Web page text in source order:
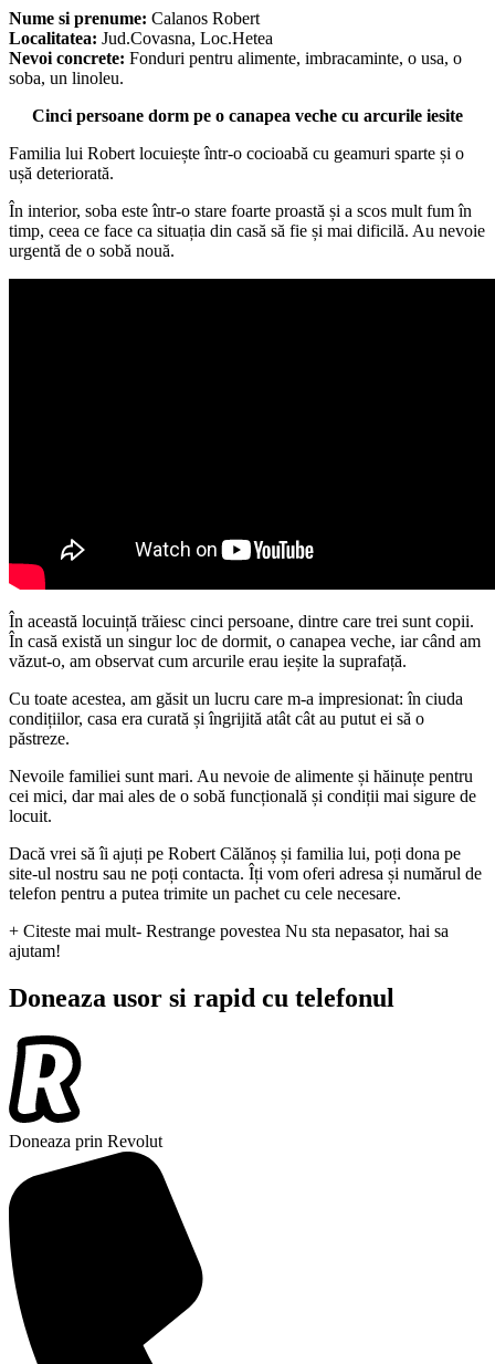
Nume si prenume: Calanos Robert
Localitatea: Jud.Covasna, Loc.Hetea
Nevoi concrete: Fonduri pentru alimente, imbracaminte, o usa, o
soba, un linoleu.
Cinci persoane dorm pe o canapea veche cu arcurile iesite
Familia lui Robert locuiește într-o cocioabă cu geamuri sparte și o
ușă deteriorată.
În interior, soba este într-o stare foarte proastă și a scos mult fum în
timp, ceea ce face ca situația din casă să fie și mai dificilă. Au nevoie
urgentă de o sobă nouă.
În această locuință trăiesc cinci persoane, dintre care trei sunt copii.
În casă există un singur loc de dormit, o canapea veche, iar când am
văzut-o, am observat cum arcurile erau ieșite la suprafață.
Cu toate acestea, am găsit un lucru care m-a impresionat: în ciuda
condițiilor, casa era curată și îngrijită atât cât au putut ei să o
păstreze.
Nevoile familiei sunt mari. Au nevoie de alimente și hăinuțe pentru
cei mici, dar mai ales de o sobă funcțională și condiții mai sigure de
locuit.
Dacă vrei să îi ajuți pe Robert Călănoș și familia lui, poți dona pe
site-ul nostru sau ne poți contacta. Îți vom oferi adresa și numărul de
telefon pentru a putea trimite un pachet cu cele necesare.
+ Citeste mai mult- Restrange povestea Nu sta nepasator, hai sa
ajutam!
Doneaza usor si rapid cu telefonul
Doneaza prin Revolut